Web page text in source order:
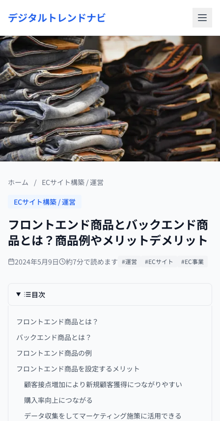
デジタルトレンドナビ
ホーム / ECサイト構築 / 運営
ECサイト構築 / 運営
フロントエンド商品とバックエンド商
品とは？商品例やメリットデメリット
2024年5月9日 約7分で読めます #運営 #ECサイト #EC事業
目次
フロントエンド商品とは？
バックエンド商品とは？
フロントエンド商品の例
フロントエンド商品を設定するメリット
顧客接点増加により新規顧客獲得につながりやすい
購入率向上につながる
データ収集をしてマーケティング施策に活用できる